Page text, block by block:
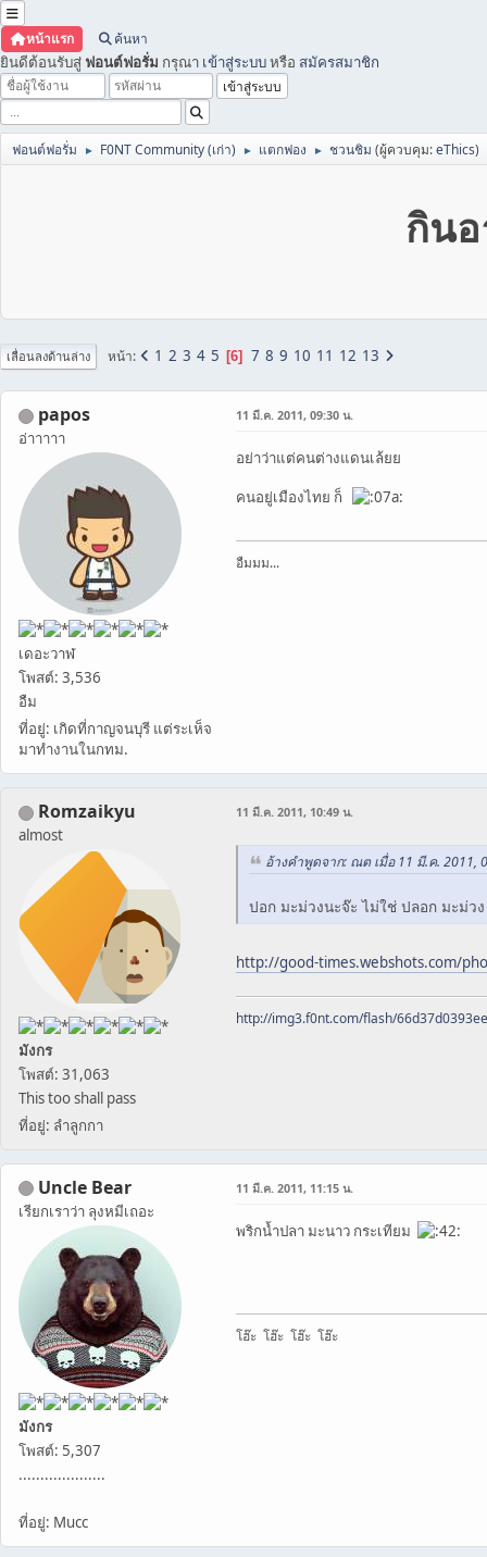
หน้าแรก ค้นหา
ยินดีต้อนรับสู่ ฟอนต์ฟอรั่ม กรุณา เข้าสู่ระบบหรือ สมัครสมาชิก
ฟอนต์ฟอรั่ม ► F0NT Community (เก่า) ► แตกฟอง ► ชวนชิม (ผู้ควบคุม:eThics)
กิน
เลื่อนลงด้านล่าง หน้า 1 2 3 4 5 6 7 8 9 10 11 12 13
papos
อ่าาาาา
เดอะวาฬ
โพสต์: 3,536
อืม
ที่อยู่: เกิดที่กาญจนบุรี แต่ระเห็จ
มาทำงานในกทม.
11 มี.ค. 2011, 09:30 น.
อย่าว่าแต่คนต่างแดนเล้ยย
คนอยู่เมืองไทย ก็
อืมมม...
Romzaikyu
almost
มังกร
โพสต์: 31,063
This too shall pass
ที่อยู่: ลำลูกกา
11 มี.ค. 2011, 10:49 น.
อ้างคำพูดจาก: ณต เมื่อ 11 มี.ค. 2011,
ปอก มะม่วงนะจ๊ะ ไม่ใช่ ปลอก มะม่วง
http://good-times.webshots.com/
http://img3.f0nt.com/flash/
Uncle Bear
เรียกเราว่า ลุงหมีเถอะ
มังกร
โพสต์: 5,307
....................
ที่อยู่: Mucc
11 มี.ค. 2011, 11:15 น.
พริกน้ำปลา มะนาว กระเทียม
โฮ๊ะ โฮ๊ะ โฮ๊ะ โฮ๊ะ